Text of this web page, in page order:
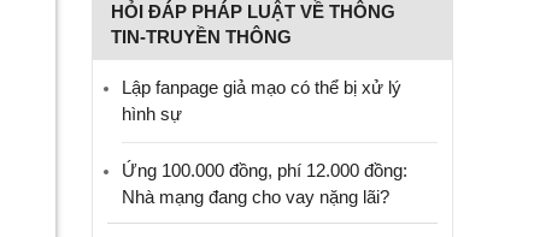
HỎI ĐÁP PHÁP LUẬT VỀ THÔNG
TIN-TRUYỀN THÔNG
Lập fanpage giả mạo có thể bị xử lý
hình sự
Ứng 100.000 đồng, phí 12.000 đồng:
Nhà mạng đang cho vay nặng lãi?